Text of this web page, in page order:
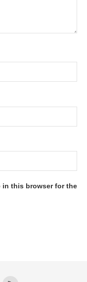
in this browser for the